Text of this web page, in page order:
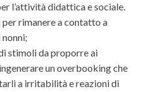
l’attività didattica e sociale.
rimanere a contatto a
stimoli da proporre ai
un overbooking che
a irritabilità e reazioni di